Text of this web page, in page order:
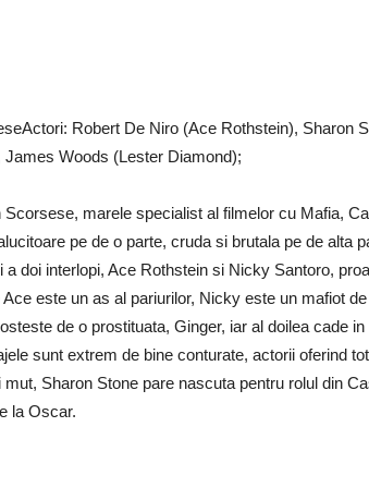
Robert De Niro (Ace Rothstein), Sharon
Woods (Lester Diamond);
marele specialist al filmelor cu Mafia,
pe de o parte, cruda si brutala pe de alta
a doi interlopi, Ace Rothstein si Nicky Santoro,
este un as al pariurilor, Nicky este un mafiot
de o prostituata, Ginger, iar al doilea cade
sunt extrem de bine conturate, actorii oferind
mut, Sharon Stone pare nascuta pentru rolul din
la Oscar.